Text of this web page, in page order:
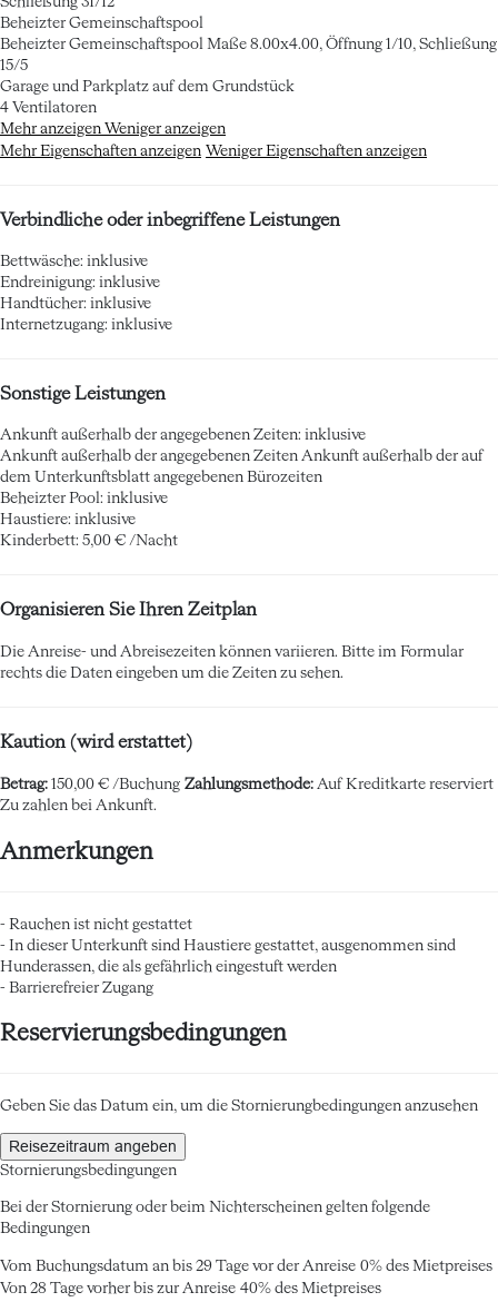
Beheizter Gemeinschaftspool
Beheizter Gemeinschaftspool Maße 8.00x4.00, Öffnung 1/10, Schließung
15/5
Garage und Parkplatz auf dem Grundstück
4 Ventilatoren
Mehr anzeigen Weniger anzeigen
Mehr Eigenschaften anzeigen Weniger Eigenschaften anzeigen
Verbindliche oder inbegriffene Leistungen
Bettwäsche: inklusive
Endreinigung: inklusive
Handtücher: inklusive
Internetzugang: inklusive
Sonstige Leistungen
Ankunft außerhalb der angegebenen Zeiten: inklusive
Ankunft außerhalb der angegebenen Zeiten Ankunft außerhalb der auf
dem Unterkunftsblatt angegebenen Bürozeiten
Beheizter Pool: inklusive
Haustiere: inklusive
Kinderbett: 5,00 € /Nacht
Organisieren Sie Ihren Zeitplan
Die Anreise- und Abreisezeiten können variieren. Bitte im Formular
rechts die Daten eingeben um die Zeiten zu sehen.
Kaution (wird erstattet)
Betrag: 150,00 € /Buchung Zahlungsmethode: Auf Kreditkarte reserviert
Zu zahlen bei Ankunft.
Anmerkungen
- Rauchen ist nicht gestattet
- In dieser Unterkunft sind Haustiere gestattet, ausgenommen sind
Hunderassen, die als gefährlich eingestuft werden
- Barrierefreier Zugang
Reservierungsbedingungen
Geben Sie das Datum ein, um die Stornierungbedingungen anzusehen
Reisezeitraum angeben
Stornierungsbedingungen
Bei der Stornierung oder beim Nichterscheinen gelten folgende
Bedingungen
Vom Buchungsdatum an bis 29 Tage vor der Anreise 0% des Mietpreises
Von 28 Tage vorher bis zur Anreise 40% des Mietpreises